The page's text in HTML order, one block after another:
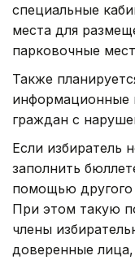
специальные
места для
парковочные
Также
информационные
граждан с
Если избиратель
заполнить
помощью другого
При этом такую
члены
доверенные